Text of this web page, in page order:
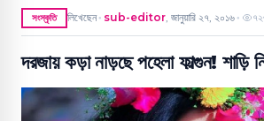
সংস্কৃতি লিখেছেন ● sub-editor, জানুয়ারি ২৭, ২০১৬ ●
দরজায় কড়া নাড়ছে পহেলা ফাল্গুন! শাড়ি